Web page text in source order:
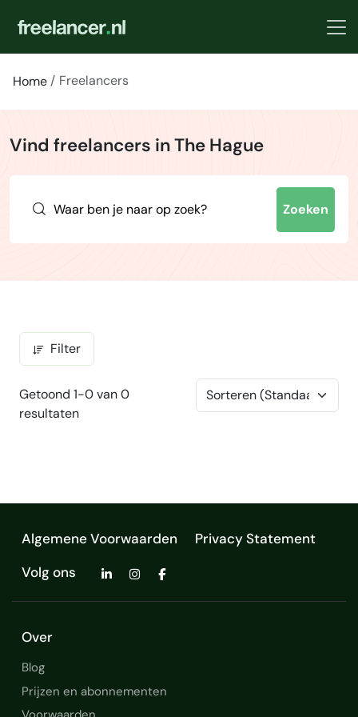
Home Freelancers
Vind freelancers in The Hague
Zoeken
Filter
Getoond 1-0 van 0
resultaten
Algemene Voorwaarden
Privacy Statement
Volg ons
Over
Blog
Prijzen en abonnementen